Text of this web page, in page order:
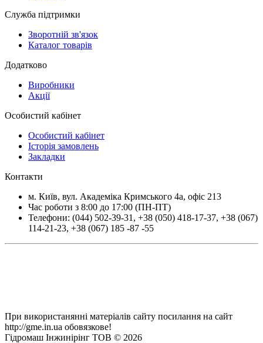
Служба підтримки
Зворотній зв'язок
Каталог товарів
Додатково
Виробники
Акції
Особистий кабінет
Особистий кабінет
Історія замовлень
Закладки
Контакти
м. Київ, вул. Академіка Кримського 4а, офіс 213
Час роботи з 8:00 до 17:00 (ПН-ПТ)
Телефони: (044) 502-39-31 , +38 (050) 418-17-37, +38 (067)
114-21-23, +38 (067) 185 -87 -55
При використанянні матеріалів сайту посилання на сайт
http://gme.in.ua обовязкове!
Гідромаш Інжинірінг ТОВ © 2026